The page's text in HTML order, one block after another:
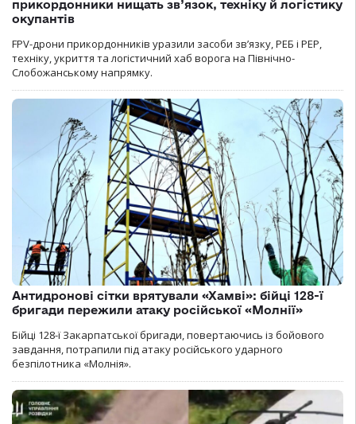
прикордонники нищать зв’язок, техніку й логістику
окупантів
FPV-дрони прикордонників уразили засоби зв’язку, РЕБ і РЕР,
техніку, укриття та логістичний хаб ворога на Північно-
Слобожанському напрямку.
Антидронові сітки врятували «Хамві»: бійці 128-ї
бригади пережили атаку російської «Молнії»
Бійці 128-ї Закарпатської бригади, повертаючись із бойового
завдання, потрапили під атаку російського ударного
безпілотника «Молнія».